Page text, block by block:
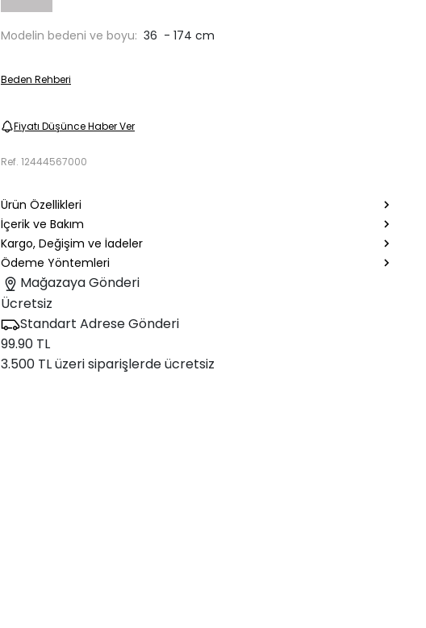
Modelin bedeni ve boyu: 36 - 174 cm
Beden Rehberi
Fiyatı Düşünce Haber Ver
Ref. 12444567000
Ürün Özellikleri
İçerik ve Bakım
Kargo, Değişim ve İadeler
Ödeme Yöntemleri
Mağazaya Gönderi
Ücretsiz
Standart Adrese Gönderi
99.90 TL
3.500 TL üzeri siparişlerde ücretsiz